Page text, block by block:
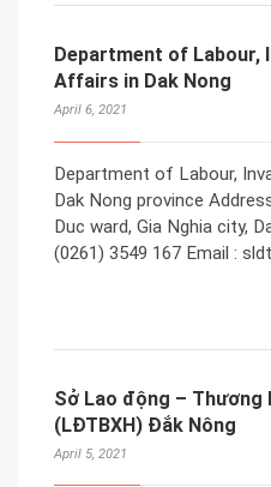
Department of Labour,
Affairs in Dak Nong
April 6, 2021
Department of Labour,
Dak Nong province
Duc ward, Gia Nghia city,
(0261) 3549 167 Email :
Sở Lao động – Thương
(LĐTBXH) Đắk Nông
April 5, 2021